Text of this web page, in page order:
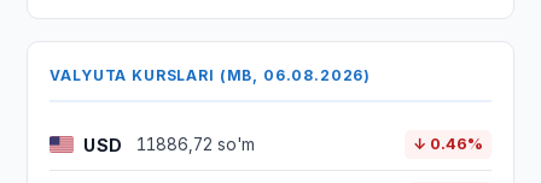
VALYUTA KURSLARI (MB, 06.08.2026)
USD 11886,72 so'm ↓ 0.46%